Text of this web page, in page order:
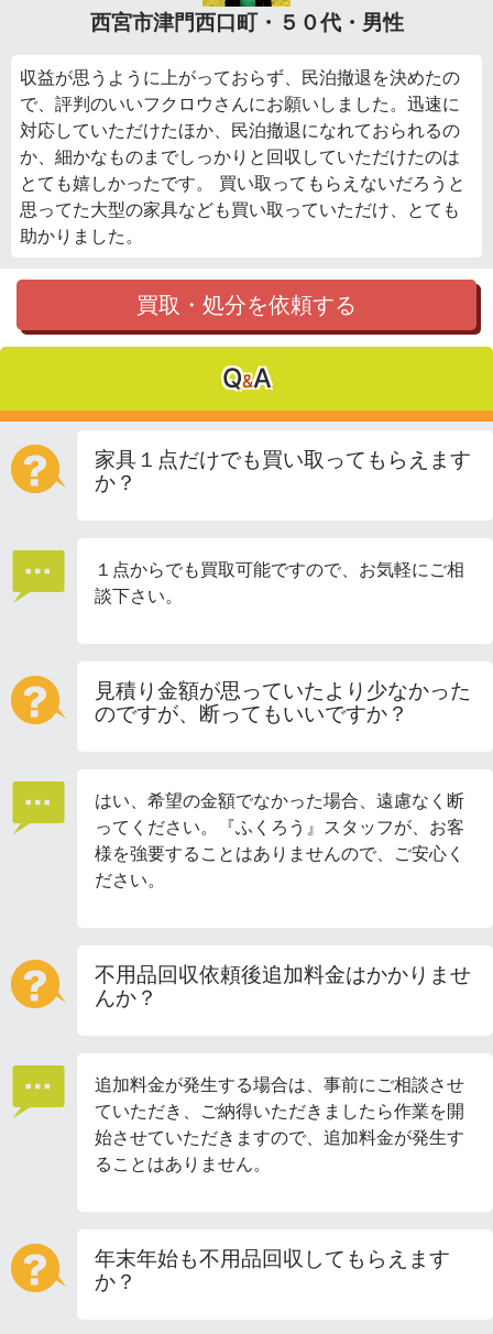
西宮市津門西口町・５０代・男性
収益が思うように上がっておらず、民泊撤退を決めたの
で、評判のいいフクロウさんにお願いしました。迅速に
対応していただけたほか、民泊撤退になれておられるの
か、細かなものまでしっかりと回収していただけたのは
とても嬉しかったです。 買い取ってもらえないだろうと
思ってた大型の家具なども買い取っていただけ、とても
助かりました。
買取・処分を依頼する
Q&A
家具１点だけでも買い取ってもらえます
か？
１点からでも買取可能ですので、お気軽にご相
談下さい。
見積り金額が思っていたより少なかった
のですが、断ってもいいですか？
はい、希望の金額でなかった場合、遠慮なく断
ってください。『ふくろう』スタッフが、お客
様を強要することはありませんので、ご安心く
ださい。
不用品回収依頼後追加料金はかかりませ
んか？
追加料金が発生する場合は、事前にご相談させ
ていただき、ご納得いただきましたら作業を開
始させていただきますので、追加料金が発生す
ることはありません。
年末年始も不用品回収してもらえます
か？